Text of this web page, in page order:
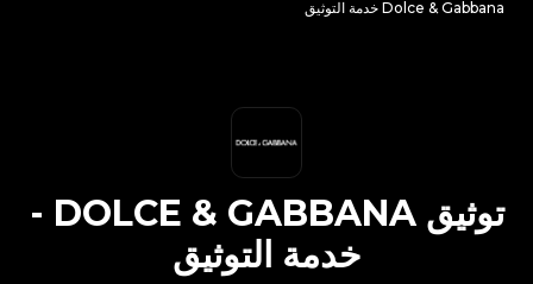
Dolce & Gabbana خدمة التوثيق
توثيق DOLCE & GABBANA
-
خدمة التوثيق